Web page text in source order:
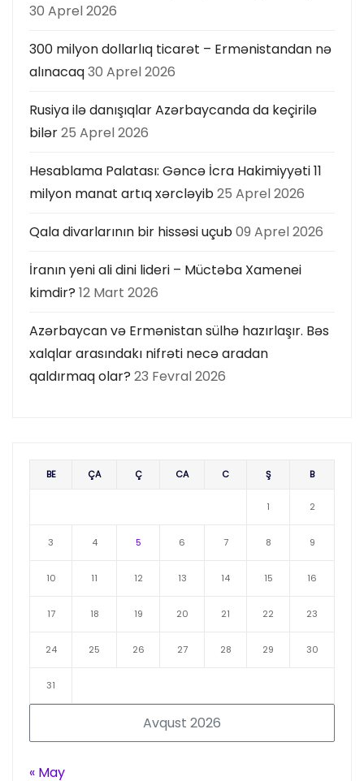
30 Aprel 2026
300 milyon dollarlıq ticarət – Ermənistandan nə
alınacaq30 Aprel 2026
Rusiya ilə danışıqlar Azərbaycanda da keçirilə
bilər25 Aprel 2026
Hesablama Palatası: Gəncə İcra Hakimiyyəti 11
milyon manat artıq xərcləyib25 Aprel 2026
Qala divarlarının bir hissəsi uçub09 Aprel 2026
İranın yeni ali dini lideri – Müctəba Xamenei
kimdir? 12 Mart 2026
Azərbaycan və Ermənistan sülhə hazırlaşır. Bəs
xalqlar arasındakı nifrəti necə aradan
qaldırmaq olar? 23 Fevral 2026
Avqust 2026
BE ÇA Ç CA C Ş B
1 2
3 4 5 6 7 8 9
10 11 12 13 14 15 16
17 18 19 20 21 22 23
24 25 26 27 28 29 30
31
« May